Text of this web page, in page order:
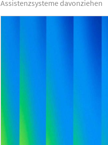
Assistenzsysteme davonziehen